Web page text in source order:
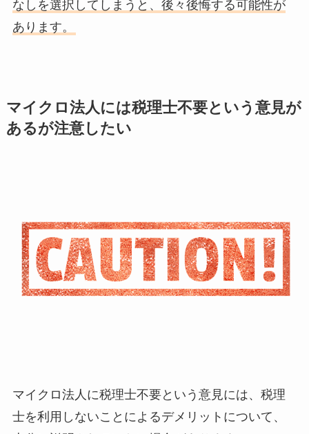
なしを選択してしまうと、後々後悔する可能性が
あります。
マイクロ法人には税理士不要という意見が
あるが注意したい
マイクロ法人に税理士不要という意見には、税理
士を利用しないことによるデメリットについて、